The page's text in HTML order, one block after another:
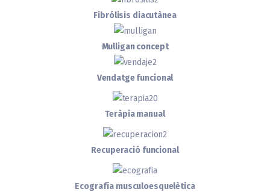
Fibrólisis diacutànea
Mulligan concept
Vendatge funcional
Teràpia manual
Recuperació funcional
Ecografía musculoesquelètica